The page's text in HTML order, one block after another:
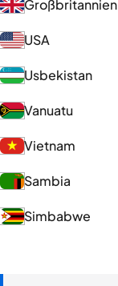
Großbritannien
USA
Usbekistan
Vanuatu
Vietnam
Sambia
Simbabwe